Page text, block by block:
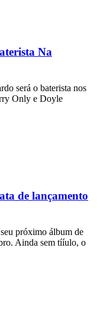
Na
será o baterista nos
Only e Doyle
de lançamento
próximo álbum de
Ainda sem tííulo, o